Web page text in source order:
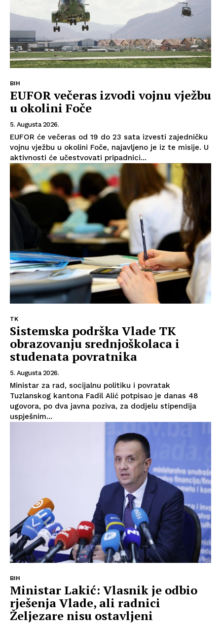
Info
O nama
Impressum
BIH
EUFOR večeras izvodi vojnu vježbu
u okolini Foče
5. Augusta 2026.
EUFOR će večeras od 19 do 23 sata izvesti zajedničku
vojnu vježbu u okolini Foče, najavljeno je iz te misije. U
aktivnosti će učestvovati pripadnici...
TK
Sistemska podrška Vlade TK
obrazovanju srednjoškolaca i
studenata povratnika
5. Augusta 2026.
Ministar za rad, socijalnu politiku i povratak
Tuzlanskog kantona Fadil Alić potpisao je danas 48
ugovora, po dva javna poziva, za dodjelu stipendija
uspješnim...
BIH
Ministar Lakić: Vlasnik je odbio
rješenja Vlade, ali radnici
Željezare nisu ostavljeni